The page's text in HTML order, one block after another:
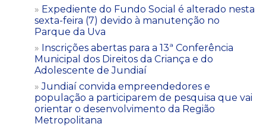
Expediente do Fundo Social é alterado nesta
sexta-feira (7) devido à manutenção no
Parque da Uva
Inscrições abertas para a 13ª Conferência
Municipal dos Direitos da Criança e do
Adolescente de Jundiaí
Jundiaí convida empreendedores e
população a participarem de pesquisa que vai
orientar o desenvolvimento da Região
Metropolitana